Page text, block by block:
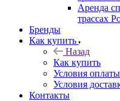
Аренда
трассах
Бренды
Как купить
Назад
Как купить
Условия оплаты
Условия
Контакты